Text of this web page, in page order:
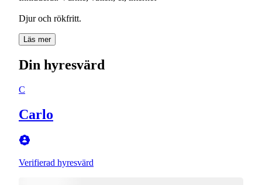
Djur och rökfritt.
Läs mer
Din hyresvärd
C
Carlo
Verifierad hyresvärd